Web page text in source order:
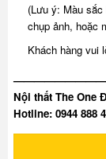
(Lưu ý: Màu
chụp ảnh, hoặc
Khách hàng vui
Nội thất The One
Hotline: 0944 888